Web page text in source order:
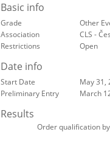
Basic info
Grade
Other
Association
CLS -
Restrictions
Open
Date info
Start Date May 31,
Preliminary Entry
March
Results
Order qualification